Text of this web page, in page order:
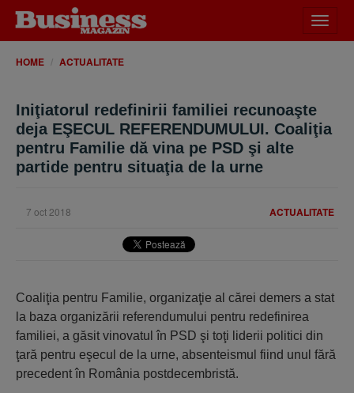
meniu
HOME ACTUALITATE
Iniţiatorul redefinirii familiei recunoaşte
deja EŞECUL REFERENDUMULUI. Coaliţia
pentru Familie dă vina pe PSD şi alte
partide pentru situaţia de la urne
ACTUALITATE
7 oct 2018
Coaliţia pentru Familie, organizaţie al cărei demers a stat
la baza organizării referendumului pentru redefinirea
familiei, a găsit vinovatul în PSD şi toţi liderii politici din
ţară pentru eşecul de la urne, absenteismul fiind unul fără
precedent în România postdecembristă.